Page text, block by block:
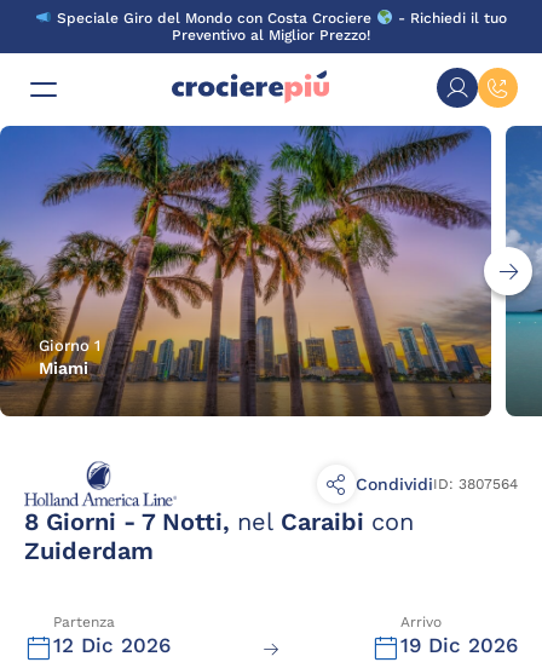
Skip
content
Speciale Giro del Mondo con Costa Crociere
- Richiedi il tuo
Preventivo al Miglior Prezzo!
Giorno 1
Miami
8 Giorni - 7 Notti, nel Caraibi con
Zuiderdam
CondividiID: 3807564
Partenza
12 Dic 2026
Arrivo
19 Dic 2026